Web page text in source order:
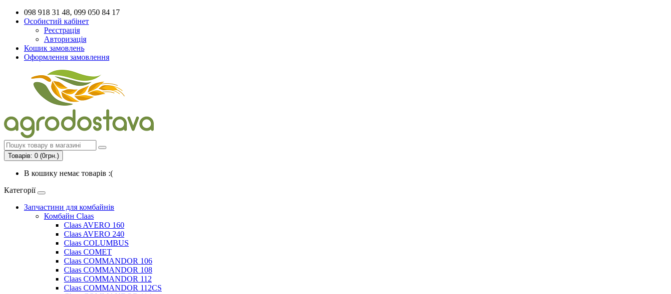
098 918 31 48, 099 050 84 17
Особистий кабінет
Реєстрація
Авторизація
Кошик замовлень
Оформлення замовлення
Товарів: 0 (0грн.)
В кошику немає товарів :(
Категорії
Запчастини для комбайнів
Комбайн Claas
Claas AVERO 160
Claas AVERO 240
Claas COLUMBUS
Claas COMET
Claas COMMANDOR 106
Claas COMMANDOR 108
Claas COMMANDOR 112
Claas COMMANDOR 112CS